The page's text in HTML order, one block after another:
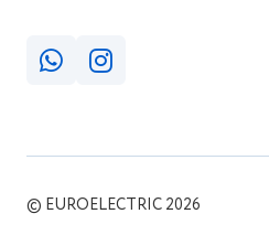
© EUROELECTRIC 2026